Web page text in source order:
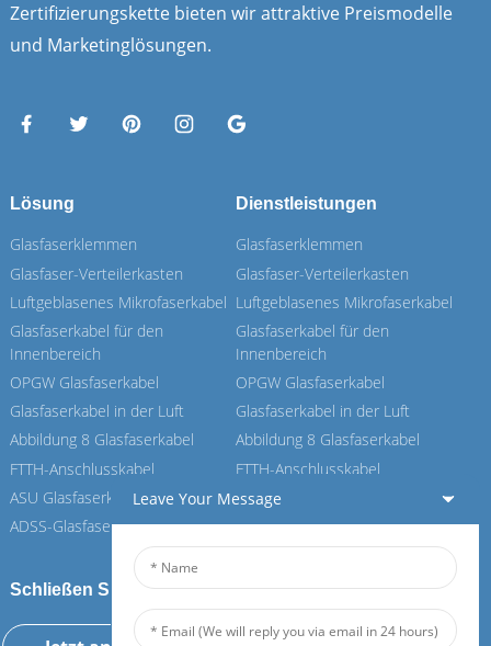
Zertifizierungskette bieten wir attraktive Preismodelle
und Marketinglösungen.
Lösung
Glasfaserklemmen
Glasfaser-Verteilerkasten
Luftgeblasenes Mikrofaserkabel
Glasfaserkabel für den
Innenbereich
OPGW Glasfaserkabel
Glasfaserkabel in der Luft
Abbildung 8 Glasfaserkabel
FTTH-Anschlusskabel
ASU Glasfaserkabel
ADSS-Glasfaserkabel
Dienstleistungen
Glasfaserklemmen
Glasfaser-Verteilerkasten
Luftgeblasenes Mikrofaserkabel
Glasfaserkabel für den
Innenbereich
OPGW Glasfaserkabel
Glasfaserkabel in der Luft
Abbildung 8 Glasfaserkabel
FTTH-Anschlusskabel
ASU Glasfaserkabel
ADSS-Glasfaserkabel
Schließen Sie sich unserem Feiboer an
Leave Your Message